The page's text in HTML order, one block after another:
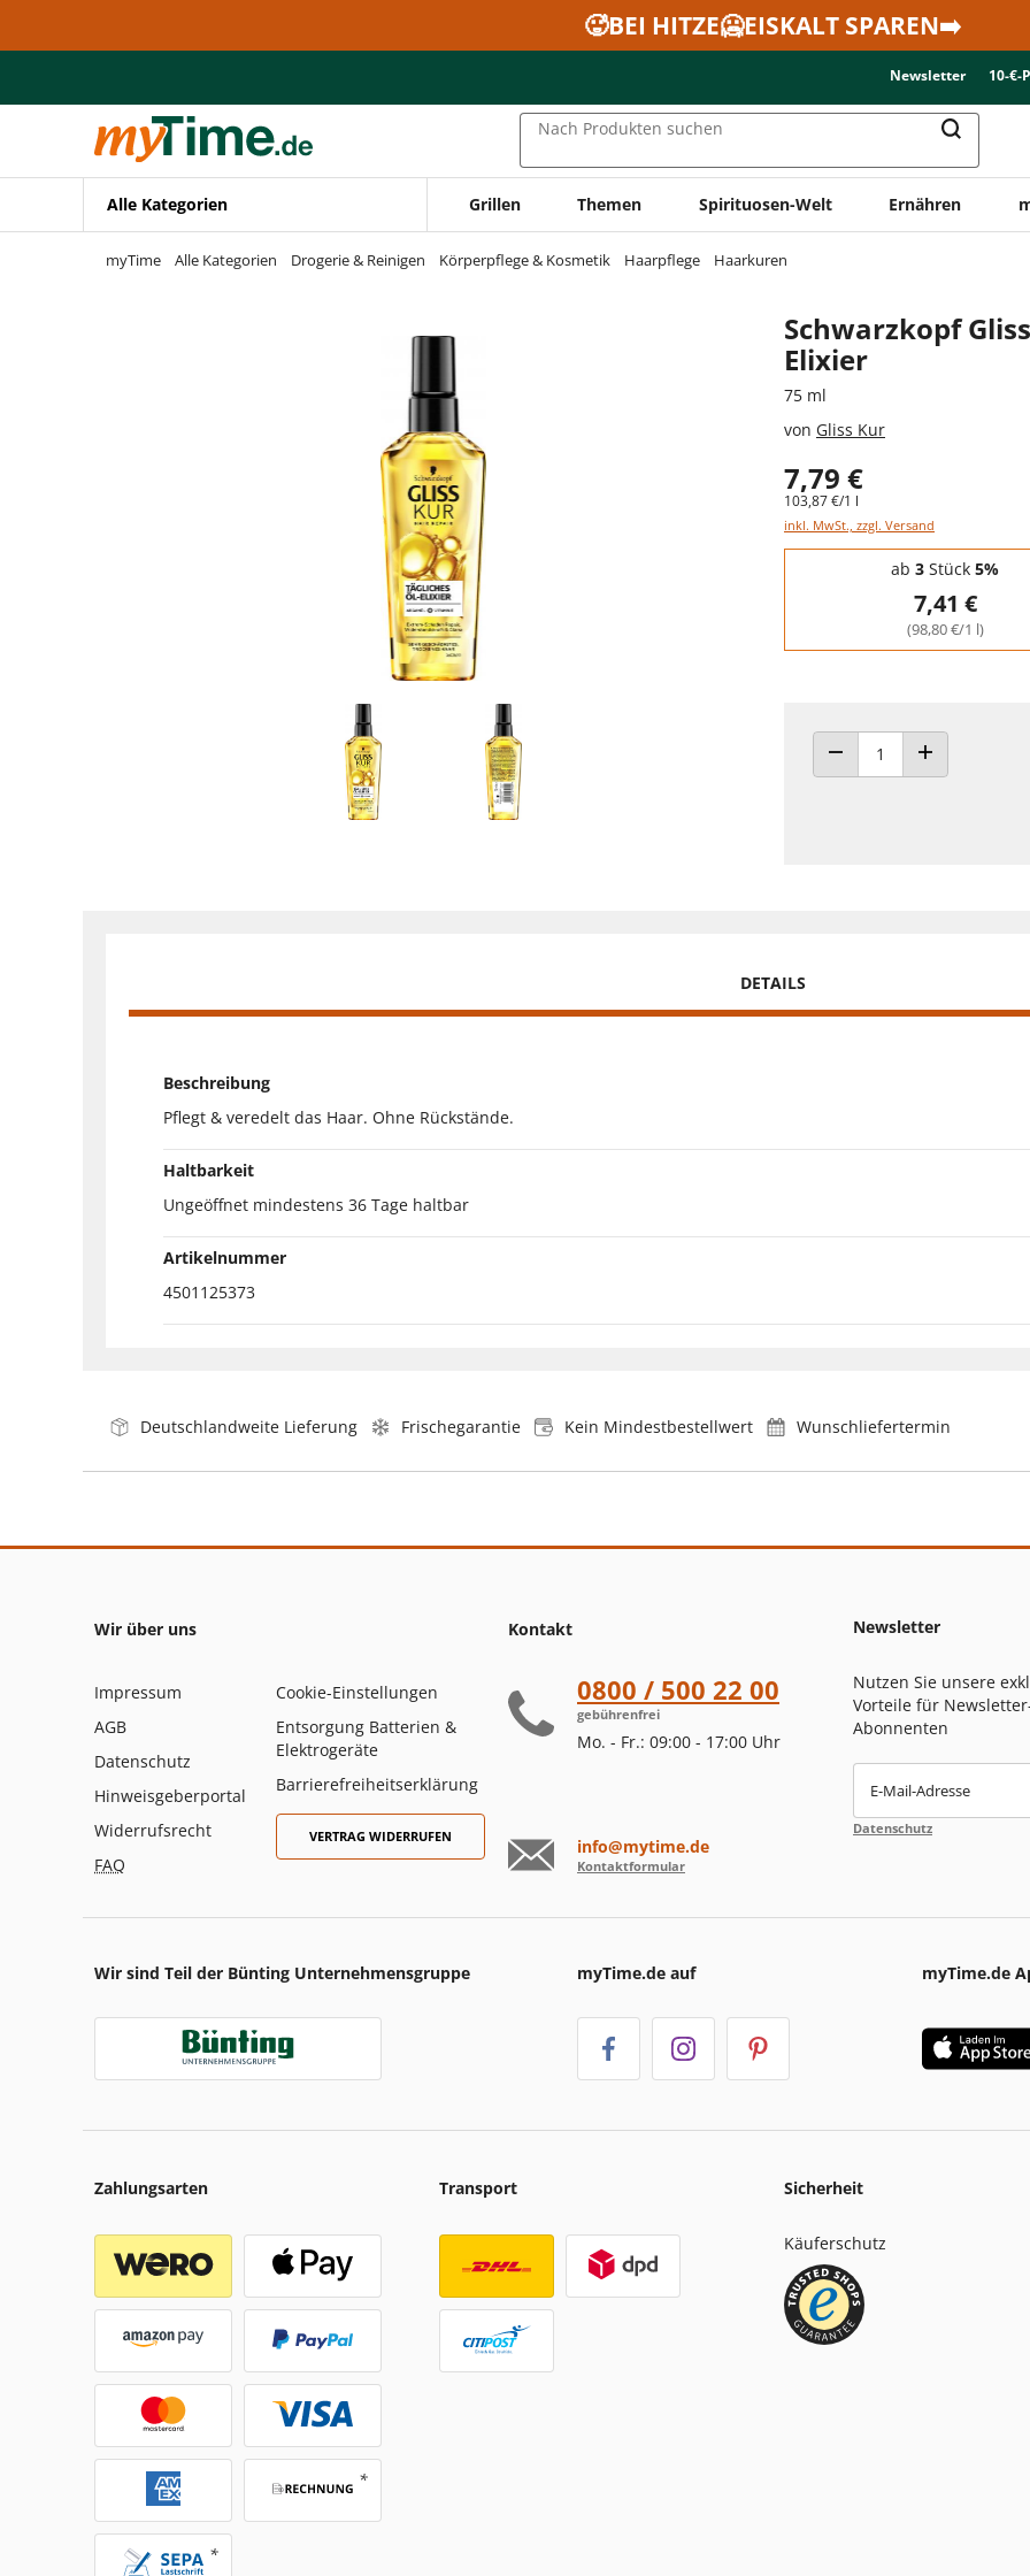
Zur Navigation springen
🥵BEI HITZE🥶EISKALT SPAREN➡️
Newsletter 10-€-
Nach Produkten suchen
Alle Kategorien Grillen Themen Spirituosen-Welt Ernähren
myTime Alle Kategorien Drogerie & Reinigen Körperpflege & Kosmetik Haarpflege Haarkuren
Schwarzkopf
Elixier
75 ml
von Gliss Kur
7,79 €
103,87 €/1 l
inkl. MwSt., zzgl. Versand
Staffelpreise - Mengenrabatt
ab 3 Stück 5%
7,41 €
(98,80 €/1 l)
ANZAHL VERRINGERN
ANZAHL
DETAILS
Beschreibung
Pflegt & veredelt das Haar. Ohne Rückstände.
Haltbarkeit
Ungeöffnet mindestens 36 Tage haltbar
Artikelnummer
4501125373
Deutschlandweite Lieferung Frischegarantie Kein Mindestbestellwert Wunschliefertermin
Wir über uns
Impressum
AGB
Datenschutz
Hinweisgeberportal
Widerrufsrecht
FAQ
Cookie-Einstellungen
Entsorgung Batterien &
Elektrogeräte
Barrierefreiheitserklärung
VERTRAG WIDERRUFEN
Kontakt
0800 / 500 22 00
gebührenfrei
Mo. - Fr.: 09:00 - 17:00 Uhr
info@mytime.de
Kontaktformular
Newsletter
Nutzen Sie unsere
Vorteile für
Abonnenten
E-Mail-Adresse
Datenschutz
Wir sind Teil der Bünting Unternehmensgruppe myTime.de auf myTime.de
Zahlungsarten Transport Sicherheit
Käuferschutz